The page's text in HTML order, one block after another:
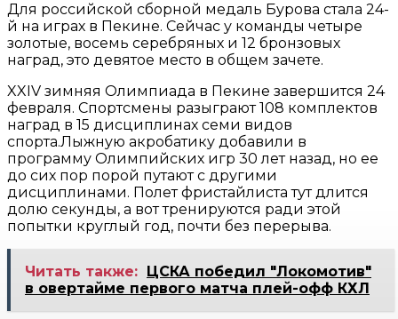
Для российской сборной медаль Бурова стала 24-
й на играх в Пекине. Сейчас у команды четыре
золотые, восемь серебряных и 12 бронзовых
наград, это девятое место в общем зачете.
XXIV зимняя Олимпиада в Пекине завершится 24
февраля. Спортсмены разыграют 108 комплектов
наград в 15 дисциплинах семи видов
спорта.Лыжную акробатику добавили в
программу Олимпийских игр 30 лет назад, но ее
до сих пор порой путают с другими
дисциплинами. Полет фристайлиста тут длится
долю секунды, а вот тренируются ради этой
попытки круглый год, почти без перерыва.
Читать также: ЦСКА победил "Локомотив"
в овертайме первого матча плей-офф КХЛ